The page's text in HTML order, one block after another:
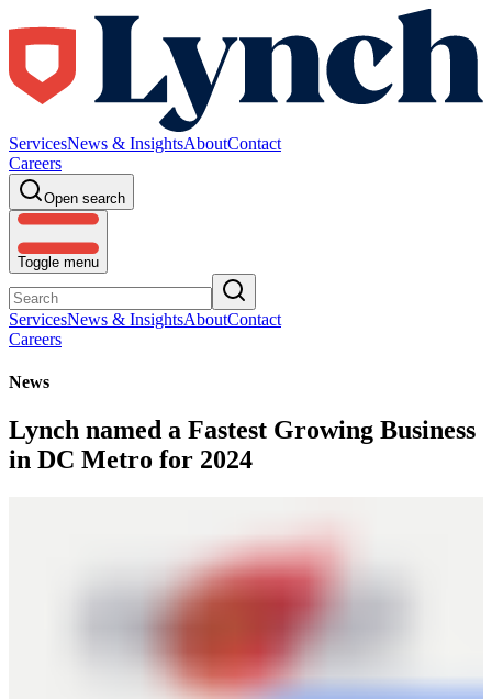
ServicesNews & InsightsAboutContact
Careers
Open search
Toggle menu
ServicesNews & InsightsAboutContact
Careers
News
Lynch named a Fastest Growing Business
in DC Metro for 2024​​​​‌ ‍ ​‍​‍‌‍ ‌ ​‍‌‍‍‌‌‍‌ ‌‍‍‌‌‍ ‍​‍​‍​ ‍‍​‍​‍‌ ​ ‌‍​‌‌‍ ‍‌‍‍‌‌ ‌​‌ ‍‌​‍ ‍‌‍‍‌‌‍ ​‍​‍​‍ ​​‍​‍‌‍‍​‌ ​‍‌‍‌‌‌‍‌‍​‍​‍​ ‍‍​‍​‍‌‍‍​‌ ‌​‌ ‌​‌ ​​‌ ​ ​ ‍‍​‍ ​‍ ‌‍ ​‌ ‍‌‌‍ ‍‌‍​ ‌‍‍​‌‍​ ‌‍ ‌‍ ‍‌ ​ ‌ ‌‌‌‍ ​‌ ‌​‌‍​‌‌‍ ‍‌ ‌​‌ ​ ​‍ ‍‌ ​ ‌‍​‌‌‍ ‍‌‍‍‌‌ ‌​‌ ‍‌​‍ ‍‌ ​ ‌ ‌​‌ ‌‌‌‍‌​‌‍‍‌‌‍ ​‍ ‌‍‍‌‌‍ ‍‌ ‌​‌‍‌‌‌‍ ‍‌ ‌​​‍ ‌‍‌‌‌‍‌​‌‍‍‌‌ ‌​​‍ ‌‍ ‌‌‍ ‌‍‌​‌‍‌‌​ ‌‌ ​​‌ ​‍‌‍‌‌‌ ​ ‌‍‌‌‌‍ ‍‌ ‌​‌‍​‌‌ ‌​‌‍‍‌‌‍ ‌‍ ‍​ ‍ ‌‍‍‌‌‍‌​​ ‌​ ‍​‌‍​ ‌‍​ ​ ‌‌​ ‌ ‌‍​‌​ ‌‍​ ‌‌​‍ ‌​ ‍​​ ​‍​ ​‍​ ‍‌​‍ ‌​ ‌​​ ‌‌​ ‌ ‌‍​ ​‍ ‌​ ‍​​ ‌‌​ ‌​​ ​ ​‍ ‌‌‍​‌​ ​‌‌‍​ ​ ‍​​ ‌​‌‍‌​​ ‍​​ ‍‌‌‍​ ‌‍​ ​ ‌‍​ ​‌​ ‍ ‌ ‌​‌ ‍‌‌ ​​‌‍‌‌​ ‌‌‍​‍‌‍ ​‌‍ ‌‍‌ ​ ‍ ‌ ​​‌‍​‌‌ ‌​‌‍‍​​ ‌‌ ‌​‌‍‍‌‌ ‌​‌‍ ​‌‍‌‌​ ‌‍​‍‌‍​‌‌ ​ ‌‍‌‌‌‌‌‌‌ ​‍‌‍ ​​ ‌‌‍‍​‌ ‌​‌ ‌​‌ ​​‌ ​ ​‍‌‌​ ​ ‌​​‌​‍‌‌​ ​‍‌​‌‍​‍‌‌​ ​‍‌​‌‍‌‍ ​‌ ‍‌‌‍ ‍‌‍​ ‌‍‍​‌‍​ ‌‍ ‌‍ ‍‌ ​ ‌ ‌‌‌‍ ​‌ ‌​‌‍​‌‌‍ ‍‌ ‌​‌ ​ ​‍ ‍‌ ​ ‌‍​‌‌‍ ‍‌‍‍‌‌ ‌​‌ ‍‌​‍ ‍‌ ​ ‌ ‌​‌ ‌‌‌‍‌​‌‍‍‌‌‍ ​‍‌‍‌‍‍‌‌‍‌​​ ‌​ ‍​‌‍​ ‌‍​ ​ ‌‌​ ‌ ‌‍​‌​ ‌‍​ ‌‌​‍ ‌​ ‍​​ ​‍​ ​‍​ ‍‌​‍ ‌​ ‌​​ ‌‌​ ‌ ‌‍​ ​‍ ‌​ ‍​​ ‌‌​ ‌​​ ​ ​‍ ‌‌‍​‌​ ​‌‌‍​ ​ ‍​​ ‌​‌‍‌​​ ‍​​ ‍‌‌‍​ ‌‍​ ​ ‌‍​ ​‌​‍‌‍‌ ‌​‌ ‍‌‌ ​​‌‍‌‌​ ‌‌‍​‍‌‍ ​‌‍ ‌‍‌ ​‍‌‍‌ ​​‌‍​‌‌ ‌​‌‍‍​​ ‌‌ ‌​‌‍‍‌‌ ‌​‌‍ ​‌‍‌‌​‍‌‍‌ ​​‌‍‌‌‌ ​‍‌ ​ ‌ ​​‌‍‌‌‌‍​ ‌ ‌​‌‍‍‌‌ ‌‍‌‍‌‌​ ‌‌ ​​‌ ‌‌‌‍​‍‌‍ ​‌‍‍‌‌ ​ ‌‍‍​‌‍‌‌‌‍‌​​‍​‍‌ ‌